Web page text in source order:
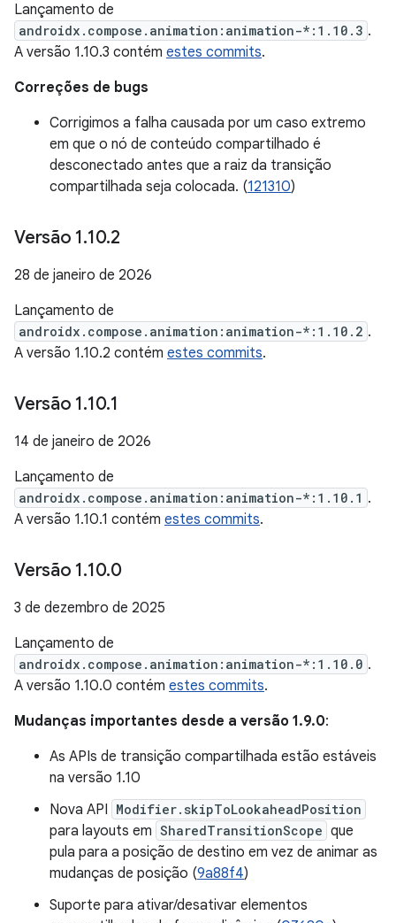
Lançamento de
androidx.compose.animation:animation-*:1.10.3 .
A versão 1.10.3 contém estes commits.
Correções de bugs
Corrigimos a falha causada por um caso extremo
em que o nó de conteúdo compartilhado é
desconectado antes que a raiz da transição
compartilhada seja colocada. (121310)
Versão 1.10.2
28 de janeiro de 2026
Lançamento de
androidx.compose.animation:animation-*:1.10.2 .
A versão 1.10.2 contém estes commits.
Versão 1.10.1
14 de janeiro de 2026
Lançamento de
androidx.compose.animation:animation-*:1.10.1 .
A versão 1.10.1 contém estes commits.
Versão 1.10.0
3 de dezembro de 2025
Lançamento de
androidx.compose.animation:animation-*:1.10.0 .
A versão 1.10.0 contém estes commits.
Mudanças importantes desde a versão 1.9.0:
As APIs de transição compartilhada estão estáveis
na versão 1.10
Nova API Modifier.skipToLookaheadPosition
para layouts em SharedTransitionScope que
pula para a posição de destino em vez de animar as
mudanças de posição (9a88f4)
Suporte para ativar/desativar elementos